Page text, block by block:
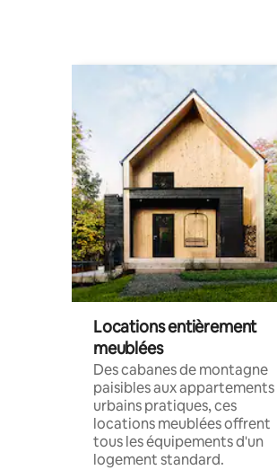
Locations entièrement
meublées
Des cabanes de montagne
paisibles aux appartements
urbains pratiques, ces
locations meublées offrent
tous les équipements d'un
logement standard.